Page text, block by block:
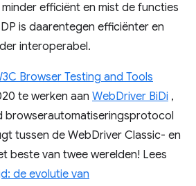
efficiënt en mist de functies
is daarentegen efficiënter en
interoperabel.
Browser Testing and Tools
te werken aan WebDriver BiDi ,
browserautomatiseringsprotocol
tussen de WebDriver Classic- en
beste van twee werelden! Lees
de evolutie van